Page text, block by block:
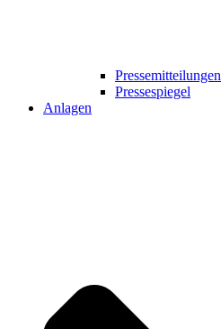
Pressemitteilungen
Pressespiegel
Anlagen